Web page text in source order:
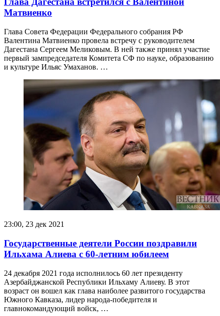
Матвиенко
Глава Совета Федерации Федерального собрания РФ
Валентина Матвиенко провела встречу с руководителем
Дагестана Сергеем Меликовым. В ней также принял участие
первый зампредседателя Комитета СФ по науке, образованию
и культуре Ильяс Умаханов. …
23:00, 23 дек 2021
Государственные деятели России поздравили
Ильхама Алиева с 60-летним юбилеем
24 декабря 2021 года исполнилось 60 лет президенту
Азербайджанской Республики Ильхаму Алиеву. В этот
возраст он вошел как глава наиболее развитого государства
Южного Кавказа, лидер народа-победителя и
главнокомандующий войск, …